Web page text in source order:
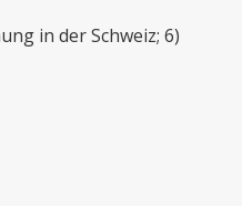
in der Schweiz; 6)